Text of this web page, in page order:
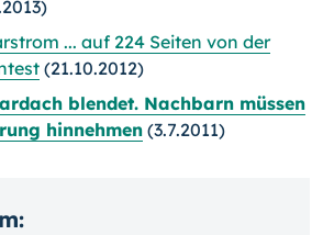
... auf 224 Seiten von der
(21.10.2012)
blendet. Nachbarn müssen
hinnehmen(3.7.2011)